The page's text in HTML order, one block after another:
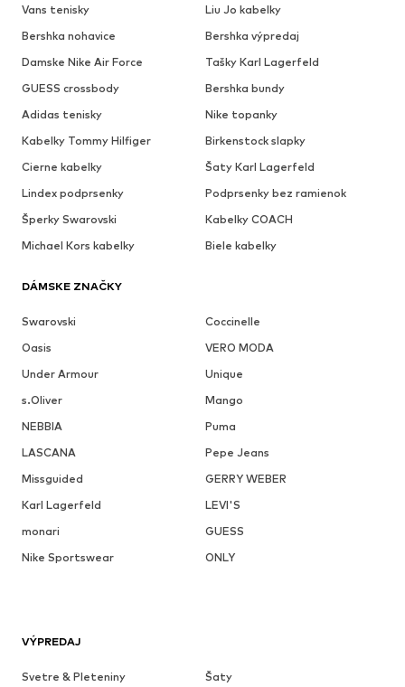
Vans tenisky
Liu Jo kabelky
Bershka nohavice
Bershka výpredaj
Damske Nike Air Force
Tašky Karl Lagerfeld
GUESS crossbody
Bershka bundy
Adidas tenisky
Nike topanky
Kabelky Tommy Hilfiger
Birkenstock slapky
Cierne kabelky
Šaty Karl Lagerfeld
Lindex podprsenky
Podprsenky bez ramienok
Šperky Swarovski
Kabelky COACH
Michael Kors kabelky
Biele kabelky
DÁMSKE ZNAČKY
Swarovski
Coccinelle
Oasis
VERO MODA
Under Armour
Unique
s.Oliver
Mango
NEBBIA
Puma
LASCANA
Pepe Jeans
Missguided
GERRY WEBER
Karl Lagerfeld
LEVI'S
monari
GUESS
Nike Sportswear
ONLY
VÝPREDAJ
Svetre & Pleteniny
Šaty